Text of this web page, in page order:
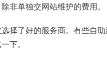
非单独交网站维护的费用。
择了好的服务商。有些自
下。